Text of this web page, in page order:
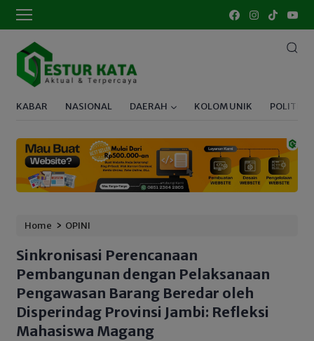
KABAR NASIONAL DAERAH KOLOM UNIK POLITIK
Home › OPINI
Sinkronisasi Perencanaan
Pembangunan dengan Pelaksanaan
Pengawasan Barang Beredar oleh
Disperindag Provinsi Jambi: Refleksi
Mahasiswa Magang